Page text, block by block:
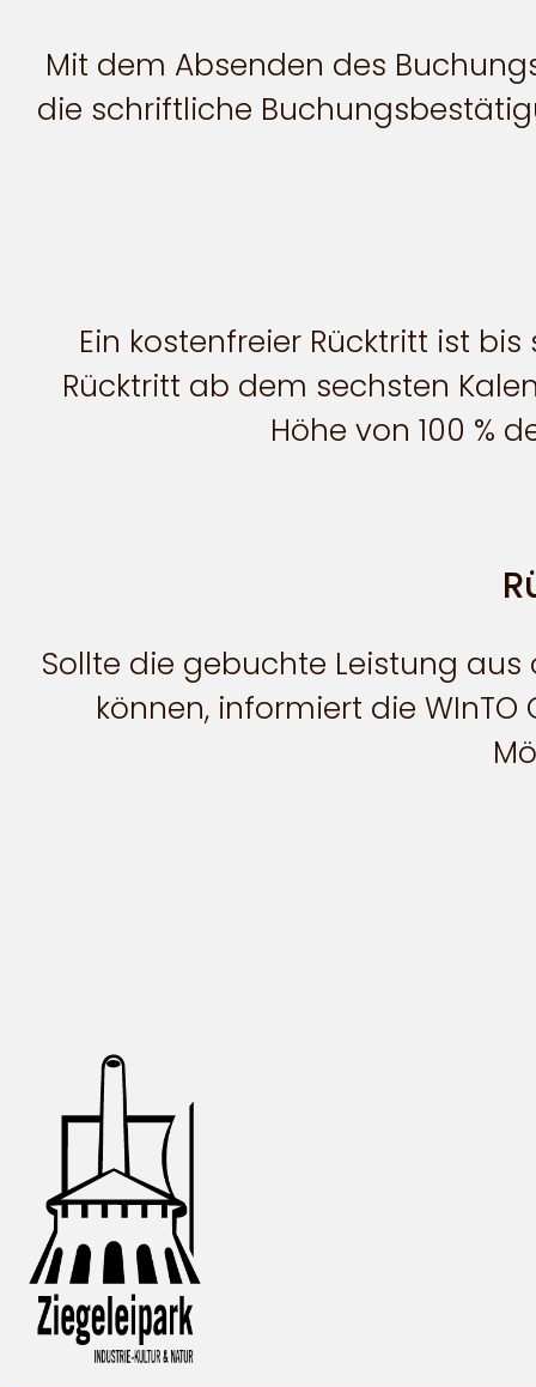
Mit dem Absenden des
die schriftliche
Ein kostenfreier Rücktritt ist
Rücktritt ab dem sechsten
Höhe von 100 %
Sollte die gebuchte Leistung
können, informiert die